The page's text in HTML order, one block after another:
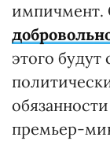
импичмент.
этого
премьер-